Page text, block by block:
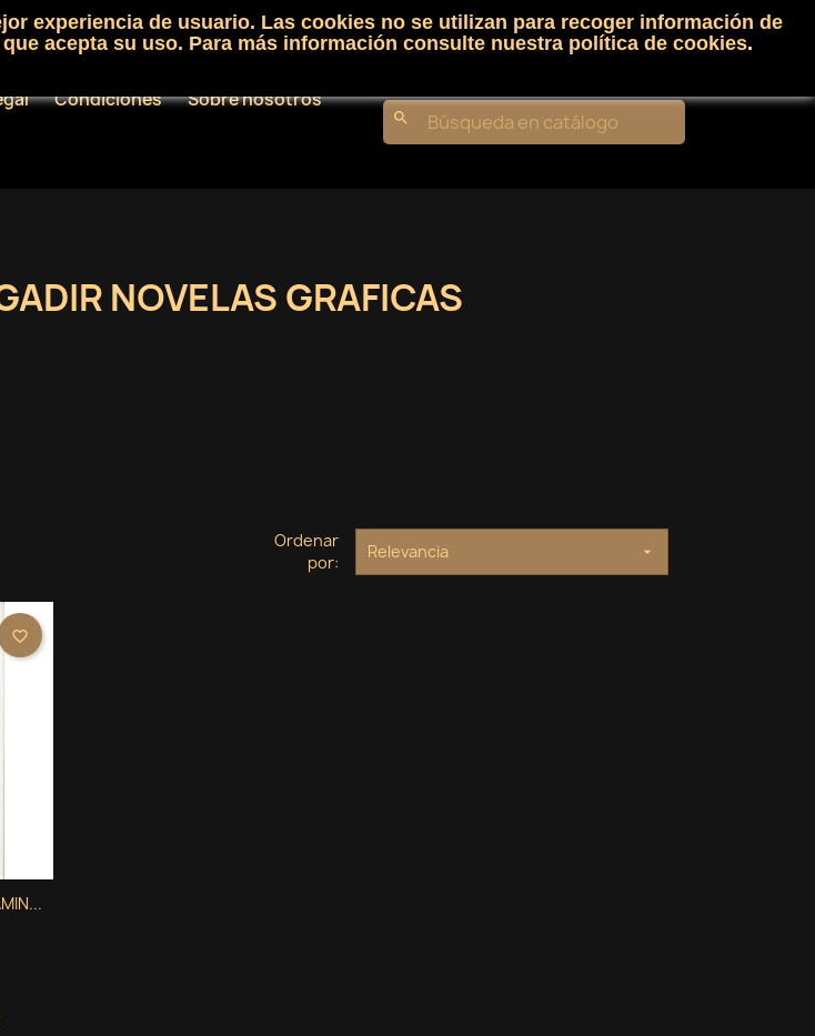
Iniciar sesión shopping_cartCarrito(0)
Condiciones
Sobre nosotros
search
NOVELAS GRAFICAS
Ordenar
por:
Relevancia 
favorite_border
experiencia de usuario. Las cookies no se utilizan para recoger información de
acepta su uso. Para más información consulte nuestra política de cookies.